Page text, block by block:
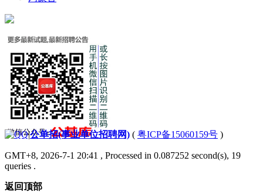
|公单招(事业单位招聘网) ( 粤ICP备15060159号 )
GMT+8, 2026-7-1 20:41 , Processed in 0.087252 second(s), 19
queries .
返回顶部